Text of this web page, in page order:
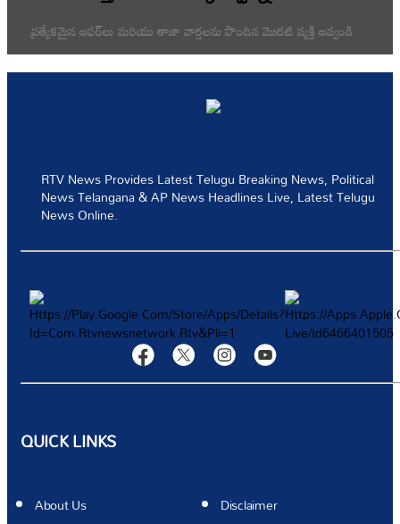
ప్రత్యేకమైన ఆఫర్‌లు మరియు తాజా వార్తలను పొందిన మొదటి వ్యక్తి అవ్వండి
మా వార్తాలేఖకు సభ్యత్వాన్ని
ప్రత్యేకమైన ఆఫర్‌లు మరియు తాజా వార్తలను పొందిన మొదటి వ్యక్తి అవ్వండి
RTV News Provides Latest Telugu Breaking News, Political
News Telangana & AP News Headlines Live, Latest Telugu
News Online.
QUICK LINKS
About Us
Disclaimer